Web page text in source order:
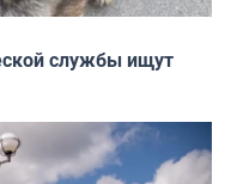
службы ищут